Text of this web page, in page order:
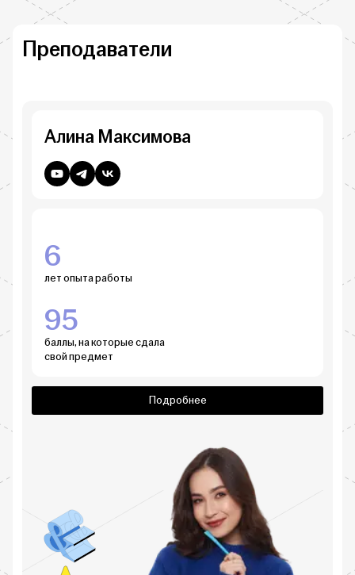
Преподаватели
Алина Максимова
6
лет опыта работы
95
баллы, на которые сдала
свой предмет
Подробнее